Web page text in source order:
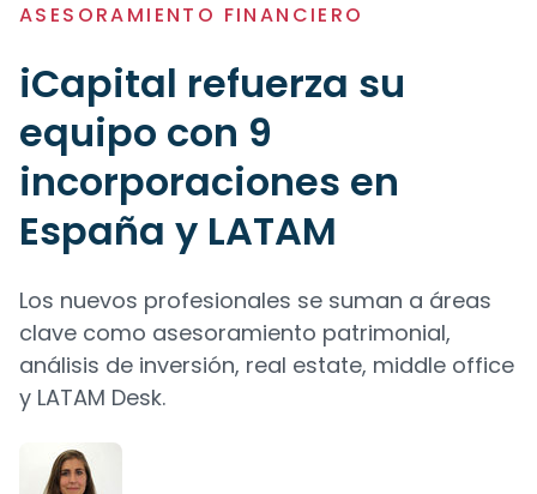
ASESORAMIENTO FINANCIERO
iCapital refuerza su
equipo con 9
incorporaciones en
España y LATAM
Los nuevos profesionales se suman a áreas
clave como asesoramiento patrimonial,
análisis de inversión, real estate, middle office
y LATAM Desk.